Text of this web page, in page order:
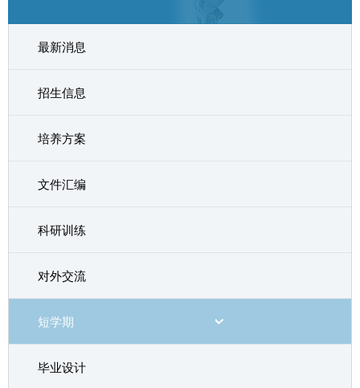
最新消息
招生信息
培养方案
文件汇编
科研训练
对外交流
短学期
毕业设计